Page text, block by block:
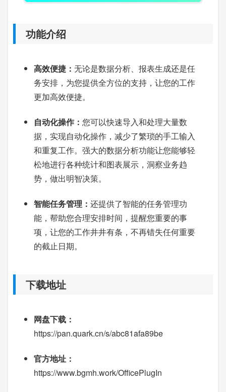
功能介绍
高效便捷： 无论是数据分析、报表生成还是任
务安排，为您提供全方位的支持，让您的工作
更加高效便捷。
自动化操作： 您可以快速导入和处理大量数
据，实现自动化操作，减少了繁琐的手工输入
和重复工作。强大的数据分析功能让您能够轻
松地进行各种统计和图表展示，洞察业务趋
势，做出明智决策。
智能任务管理： 还提供了智能的任务管理功
能，帮助您合理安排时间，提醒您重要的事
项，让您的工作井井有条，不再错失任何重要
的截止日期。
下载地址
网盘下载：
https://pan.quark.cn/s/abc81afa89be
官方地址：
https://www.bgmh.work/OfficePlugIn